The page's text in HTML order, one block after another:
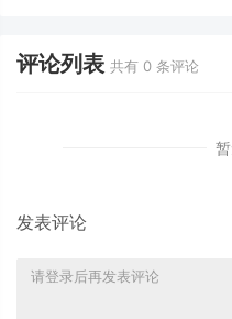
评论列表 共有 0 条评论
发表评论